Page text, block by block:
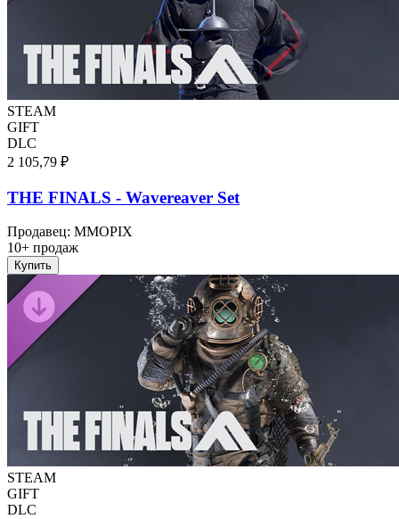
STEAM
GIFT
DLC
2 105,79 ₽
THE FINALS - Wavereaver Set
Продавец: MMOPIX
10+ продаж
Купить
STEAM
GIFT
DLC